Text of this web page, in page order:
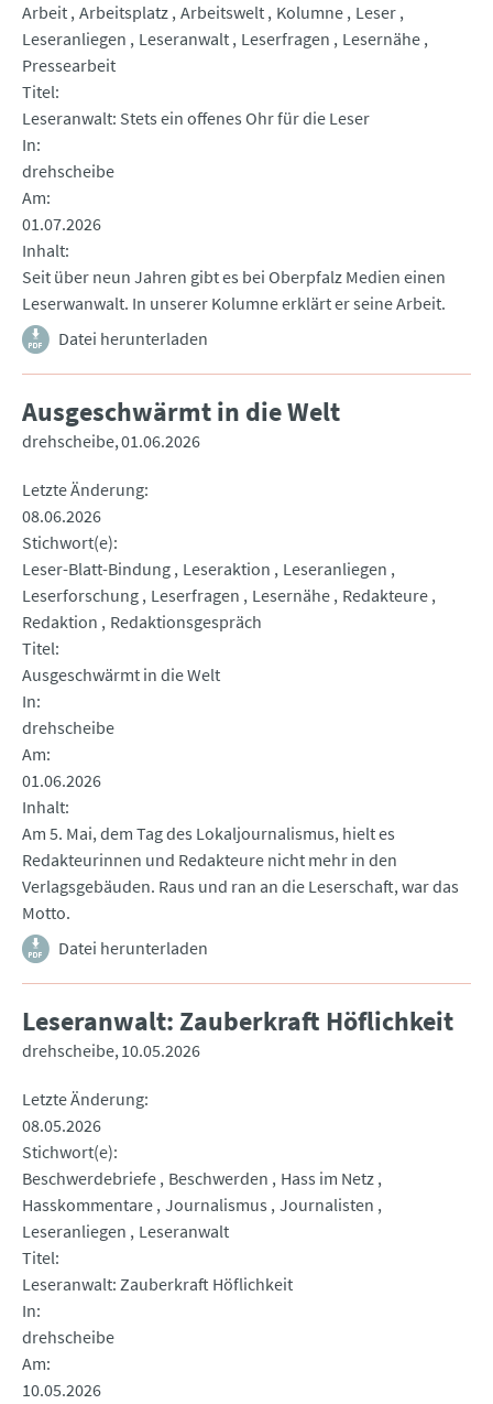
Arbeit Arbeitsplatz Arbeitswelt Kolumne Leser
Leseranliegen
Leseranwalt Leserfragen
Lesernähe
Pressearbeit
Titel
Leseranwalt: Stets ein offenes Ohr für die Leser
In
drehscheibe
Am
01.07.2026
Inhalt
Seit über neun Jahren gibt es bei Oberpfalz Medien einen
Leserwanwalt. In unserer Kolumne erklärt er seine Arbeit.
Datei herunterladen
Ausgeschwärmt in die Welt
drehscheibe 01.06.2026
Letzte Änderung
08.06.2026
Stichwort(e)
Leser-Blatt-Bindung Leseraktion
Leseranliegen
Leserforschung Leserfragen Lesernähe Redakteure
Redaktion
Redaktionsgespräch
Titel
Ausgeschwärmt in die Welt
In
drehscheibe
Am
01.06.2026
Inhalt
Am 5. Mai, dem Tag des Lokaljournalismus, hielt es
Redakteurinnen und Redakteure nicht mehr in den
Verlagsgebäuden. Raus und ran an die Leserschaft, war das
Motto.
Datei herunterladen
Leseranwalt: Zauberkraft Höflichkeit
drehscheibe 10.05.2026
Letzte Änderung
08.05.2026
Stichwort(e)
Beschwerdebriefe Beschwerden
Hass im Netz
Hasskommentare Journalismus Journalisten
Leseranliegen
Leseranwalt
Titel
Leseranwalt: Zauberkraft Höflichkeit
In
drehscheibe
Am
10.05.2026